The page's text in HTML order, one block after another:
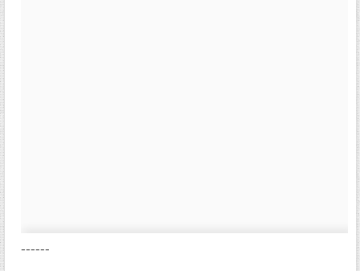
------